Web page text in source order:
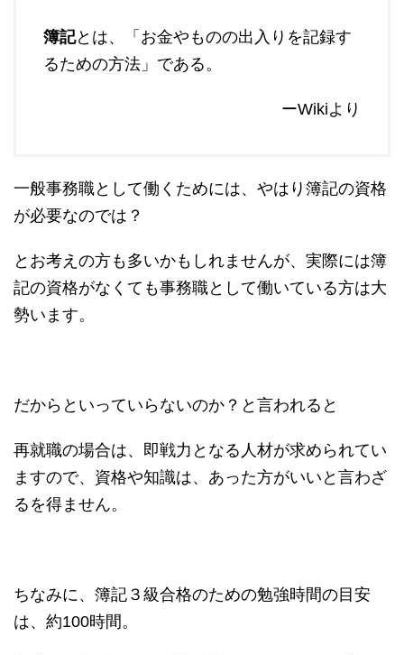
簿記とは、「お金やものの出入りを記録す
るための方法」である。
ーWikiより
一般事務職として働くためには、やはり簿記の資格
が必要なのでは？
とお考えの方も多いかもしれませんが、実際には簿
記の資格がなくても事務職として働いている方は大
勢います。
だからといっていらないのか？と言われると
再就職の場合は、即戦力となる人材が求められてい
ますので、資格や知識は、あった方がいいと言わざ
るを得ません。
ちなみに、簿記３級合格のための勉強時間の目安
は、約100時間。